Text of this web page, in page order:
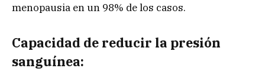
menopausia en un 98% de los casos.
Capacidad de reducir la presión
sanguínea: